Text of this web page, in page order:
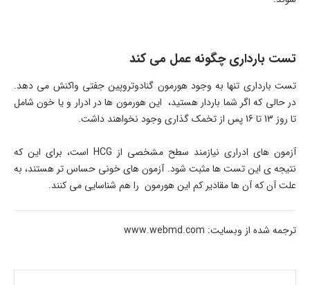
تست بارداری چگونه عمل می کند
تست بارداری تنها به وجود هورمون گنادوتروپین جفتی واکنش می دهد.
در حالی که اگر شما باردار هستید، این هورمون ها در ادرار و یا خون شامل
تا روز 13 تا 16 پس از تخمک گذاری وجود نخواهند داشت.
آزمون های ادراری نیازمند سطح مشخصی از HCG است، برای این که
نتیجه ی این تست ها مثبت شود. آزمون های خونی حساس تر هستند، به
علت آن که آن ها مقادیر کم این هورمون را هم شناسایی می کنند.
ترجمه شده از وبسایت: www.webmd.com